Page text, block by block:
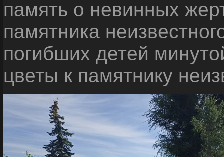
память о невинных
памятника
погибших детей
цветы к памятнику